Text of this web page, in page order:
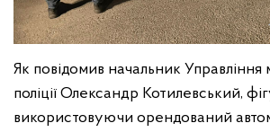
Як повідомив начальник Управління
поліції Олександр Котилевський,
використовуючи орендований